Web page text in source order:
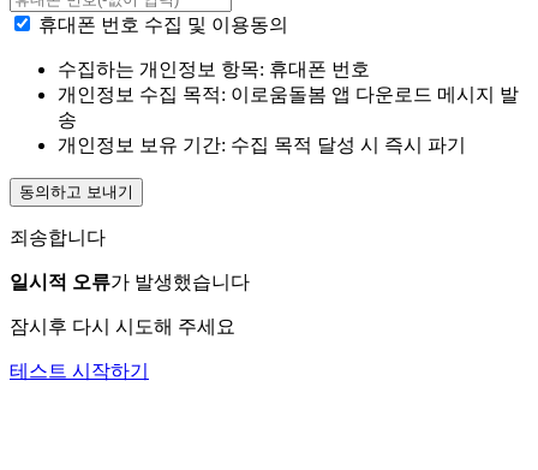
휴대폰 번호 수집 및 이용동의
수집하는 개인정보 항목: 휴대폰 번호
개인정보 수집 목적: 이로움돌봄 앱 다운로드 메시지 발
송
개인정보 보유 기간: 수집 목적 달성 시 즉시 파기
동의하고 보내기
죄송합니다
일시적 오류가 발생했습니다
잠시후 다시 시도해 주세요
테스트 시작하기